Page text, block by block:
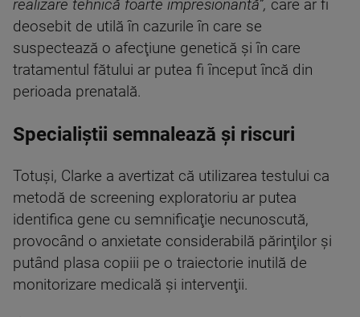
realizare tehnică foarte impresionantă”, care ar fi
deosebit de utilă în cazurile în care se
suspectează o afecţiune genetică şi în care
tratamentul fătului ar putea fi început încă din
perioada prenatală.
Specialiștii semnalează și riscuri
Totuşi, Clarke a avertizat că utilizarea testului ca
metodă de screening exploratoriu ar putea
identifica gene cu semnificaţie necunoscută,
provocând o anxietate considerabilă părinţilor şi
putând plasa copiii pe o traiectorie inutilă de
monitorizare medicală şi intervenţii.